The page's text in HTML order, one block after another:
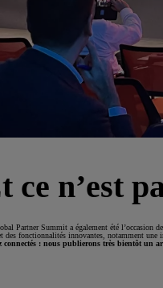
ce n’est
Partner Summit a également été l’occasion
des fonctionnalités innovantes, notamment une
connectés : nous publierons très bientôt un